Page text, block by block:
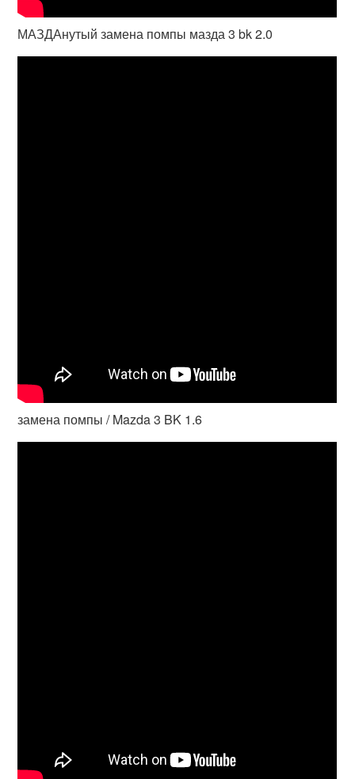
МАЗДАнутый замена помпы мазда 3 bk 2.0
замена помпы / Mazda 3 BK 1.6